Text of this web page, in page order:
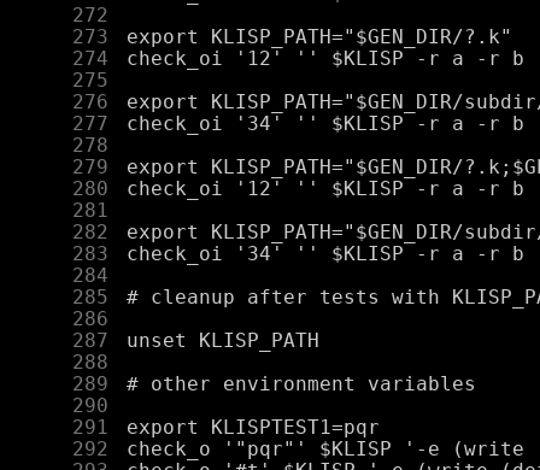
    272
    273
    274
    275
    276
    277
    278
    279
    280
    281
    282
    283
    284
    285
    286
    287
    288
    289
    290
    291
    292